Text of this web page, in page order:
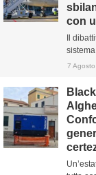
con
Il
7